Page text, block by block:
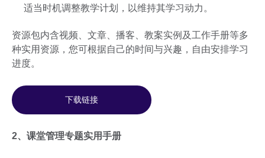
适当时机调整教学计划，以维持其学习动力。
资源包内含视频、文章、播客、教案实例及工作手册等多
种实用资源，您可根据自己的时间与兴趣，自由安排学习
进度。
下载链接
2、课堂管理专题实用手册